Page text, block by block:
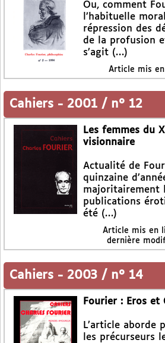
Ou, comment
l’habituelle
répression des
de la profusion
s’agit (…)
Article mis
Cahiers - 2001 / n° 12
Les femmes du
visionnaire
Actualité de
quinzaine
majoritairement
publications
été (…)
Article mis en
dernière
Cahiers - 2003 / n° 14
Fourier : Eros et
L’article aborde
les précurseurs